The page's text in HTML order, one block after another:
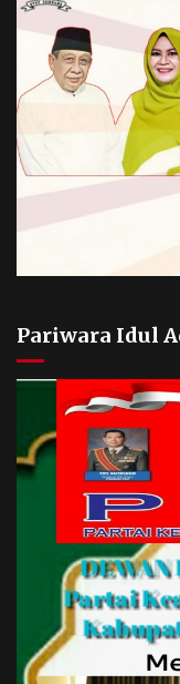
Pariwara Idul